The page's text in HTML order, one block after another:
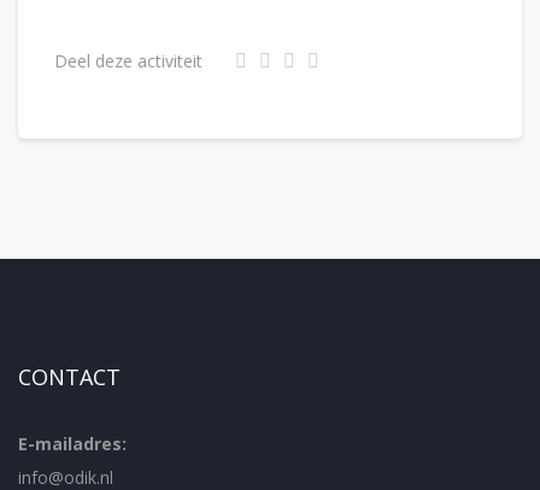
Deel deze activiteit
CONTACT
E-mailadres:
info@odik.nl